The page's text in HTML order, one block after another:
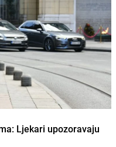
Ljekari upozoravaju